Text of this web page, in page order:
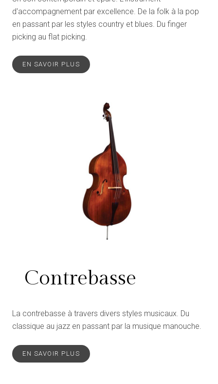
d'accompagnement par excellence. De la folk à la pop
en passant par les styles country et blues. Du finger
picking au flat picking.
EN SAVOIR PLUS
Contrebasse
La contrebasse à travers divers styles musicaux. Du
classique au jazz en passant par la musique manouche.
EN SAVOIR PLUS